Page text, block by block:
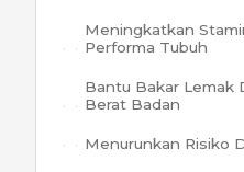
Meningkatkan
Performa Tubuh
Bantu Bakar Lemak
Berat Badan
Menurunkan Risiko